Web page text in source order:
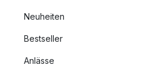
Neuheiten
Bestseller
Anlässe